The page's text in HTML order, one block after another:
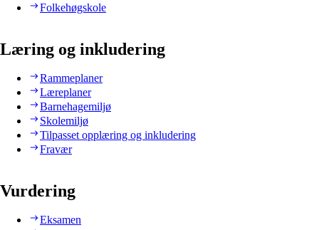
Folkehøgskole
Læring og inkludering
Rammeplaner
Læreplaner
Barnehagemiljø
Skolemiljø
Tilpasset opplæring og inkludering
Fravær
Vurdering
Eksamen